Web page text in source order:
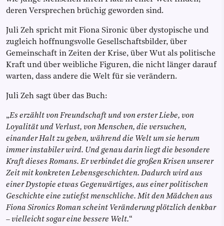
deren Versprechen brüchig geworden sind.
Juli Zeh spricht mit Fiona Sironic über dystopische und
zugleich hoffnungsvolle Gesellschaftsbilder, über
Gemeinschaft in Zeiten der Krise, über Wut als politische
Kraft und über weibliche Figuren, die nicht länger darauf
warten, dass andere die Welt für sie verändern.
Juli Zeh sagt über das Buch:
„Es erzählt von Freundschaft und von erster Liebe, von
Loyalität und Verlust, von Menschen, die versuchen,
einander Halt zu geben, während die Welt um sie herum
immer instabiler wird. Und genau darin liegt die besondere
Kraft dieses Romans. Er verbindet die großen Krisen unserer
Zeit mit konkreten Lebensgeschichten. Dadurch wird aus
einer Dystopie etwas Gegenwärtiges, aus einer politischen
Geschichte eine zutiefst menschliche. Mit den Mädchen aus
Fiona Sironics Roman scheint Veränderung plötzlich denkbar
– vielleicht sogar eine bessere Welt.“